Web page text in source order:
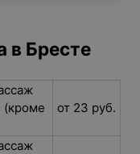
в Бресте
(кроме
от 23 руб.